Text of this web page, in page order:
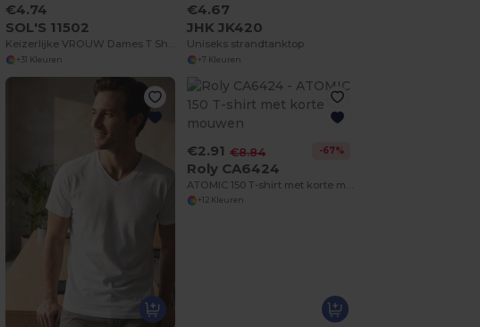
€4.74
SOL'S 11502
+31 Kleuren
€4.67
JHK JK420
Uniseks strandtanktop
+7 Kleuren
€2.91 €8.84 -67%
Roly CA6424
+12 Kleuren